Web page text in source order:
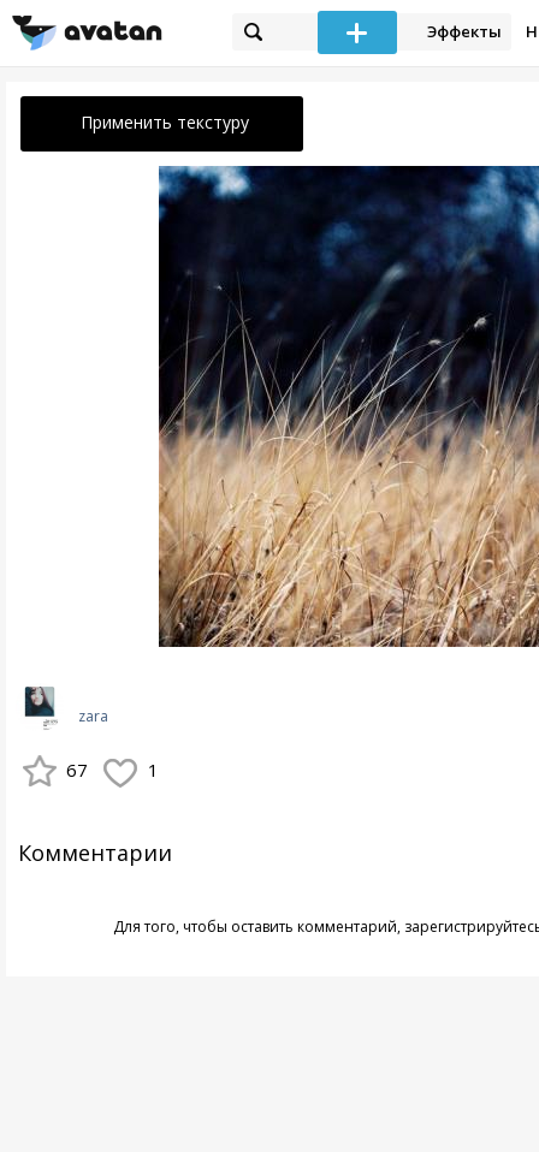
Эффекты
Применить текстуру
zara
67 1
Комментарии
Для того, чтобы оставить комментарий,